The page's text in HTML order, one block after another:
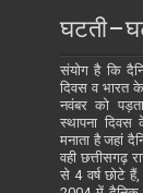
घटती –
संयोग है कि
दिवस व भारत
नवंबर को
स्थापना
मनाता है जहां
वही छत्तीसगढ़
से 4 वर्ष छोटे